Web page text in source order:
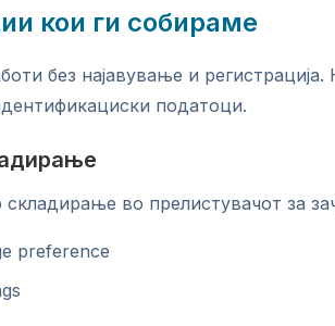
кои ги собираме
без најавување и
податоци.
во прелистувачот за
preference